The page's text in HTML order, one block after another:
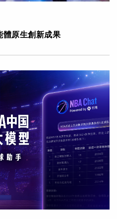
體原生創新成果